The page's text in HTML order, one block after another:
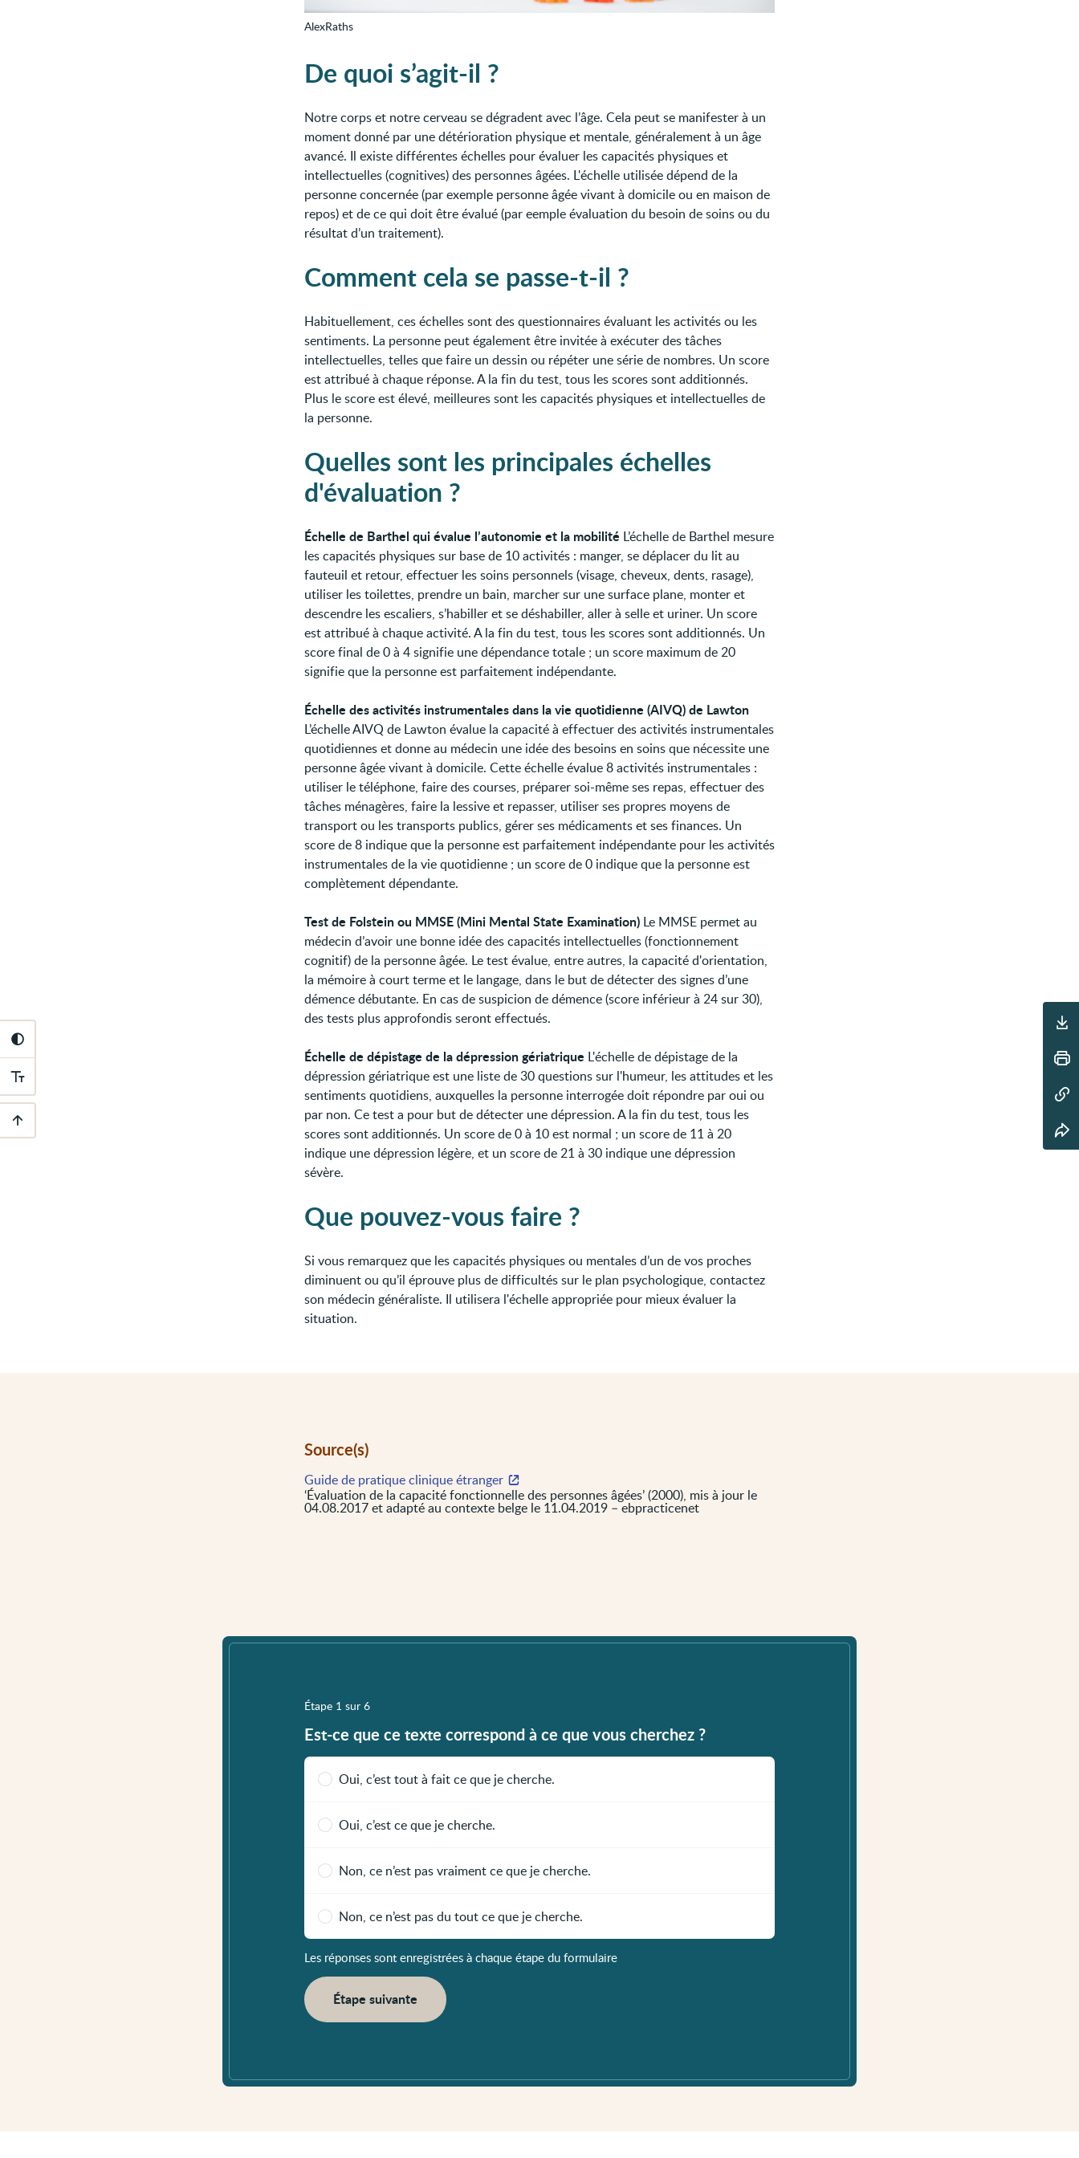
Outils
d'accessibilité
Descendre
Outils
AlexRaths
De quoi s’agit-il ?
Notre corps et notre cerveau se dégradent avec l’âge. Cela peut se manifester à un
moment donné par une détérioration physique et mentale, généralement à un âge
avancé. Il existe différentes échelles pour évaluer les capacités physiques et
intellectuelles (cognitives) des personnes âgées. L'échelle utilisée dépend de la
personne concernée (par exemple personne âgée vivant à domicile ou en maison de
repos) et de ce qui doit être évalué (par eemple évaluation du besoin de soins ou du
résultat d’un traitement).
Comment cela se passe-t-il ?
Habituellement, ces échelles sont des questionnaires évaluant les activités ou les
sentiments. La personne peut également être invitée à exécuter des tâches
intellectuelles, telles que faire un dessin ou répéter une série de nombres. Un score
est attribué à chaque réponse. A la fin du test, tous les scores sont additionnés.
Plus le score est élevé, meilleures sont les capacités physiques et intellectuelles de
la personne.
Quelles sont les principales échelles
d'évaluation ?
Échelle de Barthel qui évalue l’autonomie et la mobilité L’échelle de Barthel mesure
les capacités physiques sur base de 10 activités : manger, se déplacer du lit au
fauteuil et retour, effectuer les soins personnels (visage, cheveux, dents, rasage),
utiliser les toilettes, prendre un bain, marcher sur une surface plane, monter et
descendre les escaliers, s’habiller et se déshabiller, aller à selle et uriner. Un score
est attribué à chaque activité. A la fin du test, tous les scores sont additionnés. Un
score final de 0 à 4 signifie une dépendance totale ; un score maximum de 20
signifie que la personne est parfaitement indépendante.
Échelle des activités instrumentales dans la vie quotidienne (AIVQ) de Lawton
L’échelle AIVQ de Lawton évalue la capacité à effectuer des activités instrumentales
quotidiennes et donne au médecin une idée des besoins en soins que nécessite une
personne âgée vivant à domicile. Cette échelle évalue 8 activités instrumentales :
utiliser le téléphone, faire des courses, préparer soi-même ses repas, effectuer des
tâches ménagères, faire la lessive et repasser, utiliser ses propres moyens de
transport ou les transports publics, gérer ses médicaments et ses finances. Un
score de 8 indique que la personne est parfaitement indépendante pour les activités
instrumentales de la vie quotidienne ; un score de 0 indique que la personne est
complètement dépendante.
Test de Folstein ou MMSE (Mini Mental State Examination) Le MMSE permet au
médecin d’avoir une bonne idée des capacités intellectuelles (fonctionnement
cognitif) de la personne âgée. Le test évalue, entre autres, la capacité d'orientation,
la mémoire à court terme et le langage, dans le but de détecter des signes d’une
démence débutante. En cas de suspicion de démence (score inférieur à 24 sur 30),
des tests plus approfondis seront effectués.
Échelle de dépistage de la dépression gériatrique L'échelle de dépistage de la
dépression gériatrique est une liste de 30 questions sur l'humeur, les attitudes et les
sentiments quotidiens, auxquelles la personne interrogée doit répondre par oui ou
par non. Ce test a pour but de détecter une dépression. A la fin du test, tous les
scores sont additionnés. Un score de 0 à 10 est normal ; un score de 11 à 20
indique une dépression légère, et un score de 21 à 30 indique une dépression
sévère.
Que pouvez-vous faire ?
Si vous remarquez que les capacités physiques ou mentales d’un de vos proches
diminuent ou qu’il éprouve plus de difficultés sur le plan psychologique, contactez
son médecin généraliste. Il utilisera l'échelle appropriée pour mieux évaluer la
situation.
Source(s)
Guide de pratique clinique étranger
‘Évaluation de la capacité fonctionnelle des personnes âgées’ (2000), mis à jour le
04.08.2017 et adapté au contexte belge le 11.04.2019 – ebpracticenet
Étape 1 sur 6
Est-ce que ce texte correspond à ce que vous cherchez ?
Oui, c’est tout à fait ce que je cherche.
Oui, c’est ce que je cherche.
Non, ce n’est pas vraiment ce que je cherche.
Non, ce n’est pas du tout ce que je cherche.
Les réponses sont enregistrées à chaque étape du formulaire
Étape suivante